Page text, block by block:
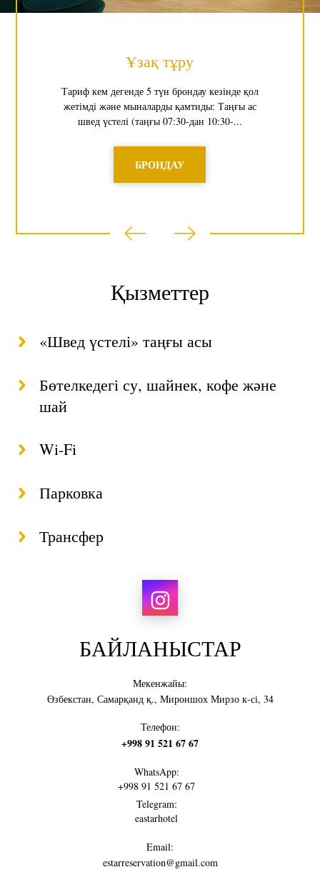
Ұзақ тұру
Тариф кем дегенде 5 түн брондау кезінде қол
жетімді және мыналарды қамтиды: Таңғы ас
швед үстелі (таңғы 07:30-дан 10:30-...
БРОНДАУ
Қызметтер
«Швед үстелі» таңғы асы
Бөтелкедегі су, шайнек, кофе және
шай
Wi-Fi
Парковка
Трансфер
БАЙЛАНЫСТАР
Мекенжайы:
Өзбекстан, Самарқанд қ., Мироншох Мирзо к-сі, 34
Телефон:
+998 91 521 67 67
WhatsApp:
+998 91 521 67 67
Telegram:
eastarhotel
Email:
estarreservation@gmail.com